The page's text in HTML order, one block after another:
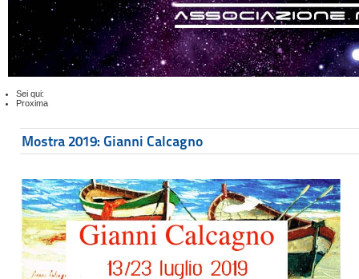
Sei qui:
Proxima
Mostra 2019: Gianni Calcagno